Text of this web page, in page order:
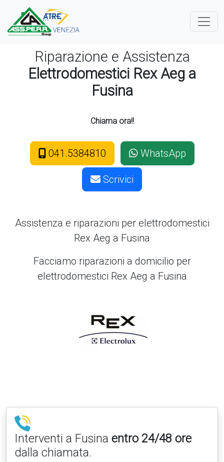
Riparazione e Assistenza
Elettrodomestici Rex Aeg a
Fusina
Chiama ora!!
041.5384810 WhatsApp
Scrivici
Assistenza e riparazioni per elettrodomestici
Rex Aeg a Fusina
Facciamo riparazioni a domicilio per
elettrodomestici Rex Aeg a Fusina
Interventi a Fusina entro 24/48 ore
dalla chiamata.